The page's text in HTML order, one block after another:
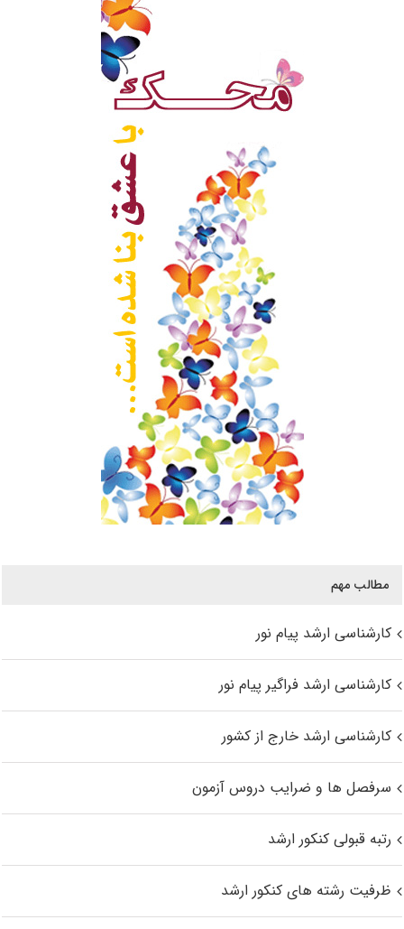
مطالب مهم
کارشناسی ارشد پیام نور
کارشناسی ارشد فراگیر پیام نور
کارشناسی ارشد خارج از کشور
سرفصل ها و ضرایب دروس آزمون
رتبه قبولی کنکور ارشد
ظرفیت رشته های کنکور ارشد